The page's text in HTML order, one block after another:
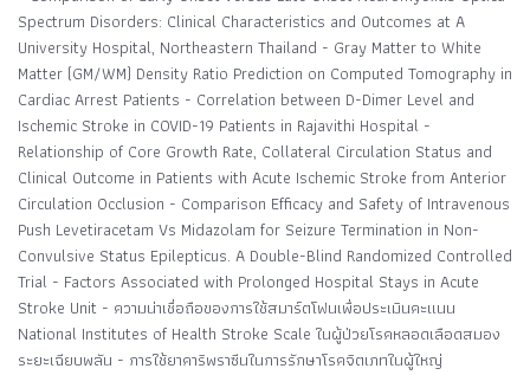
Spectrum Disorders: Clinical Characteristics and Outcomes at A
University Hospital, Northeastern Thailand - Gray Matter to White
Matter (GM/WM) Density Ratio Prediction on Computed Tomography in
Cardiac Arrest Patients - Correlation between D-Dimer Level and
Ischemic Stroke in COVID-19 Patients in Rajavithi Hospital -
Relationship of Core Growth Rate, Collateral Circulation Status and
Clinical Outcome in Patients with Acute Ischemic Stroke from Anterior
Circulation Occlusion - Comparison Efficacy and Safety of Intravenous
Push Levetiracetam Vs Midazolam for Seizure Termination in Non-
Convulsive Status Epilepticus. A Double-Blind Randomized Controlled
Trial - Factors Associated with Prolonged Hospital Stays in Acute
Stroke Unit - ความน่าเชื่อถือของการใช้สมาร์ตโฟนเพื่อประเมินคะแนน
National Institutes of Health Stroke Scale ในผู้ป่วยโรคหลอดเลือดสมอง
ระยะเฉียบพลัน - การใช้ยาคาริพราซีนในการรักษาโรคจิตเภทในผู้ใหญ่